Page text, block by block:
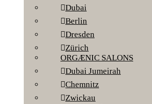
Dubai
Berlin
Dresden
Zürich
ORGÆNIC SALONS
Dubai Jumeirah
Chemnitz
Zwickau